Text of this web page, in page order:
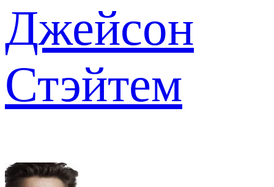
Джейсон
Стэйтем